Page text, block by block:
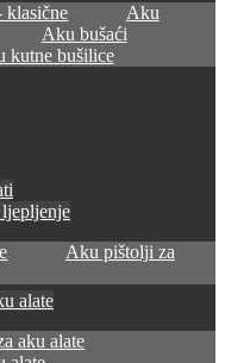
klasične
Aku
Aku bušaći
kutne bušilice
Aku pištolji za
alate
aku alate